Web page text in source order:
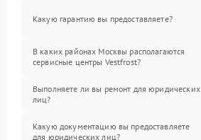
Какую гарантию вы предоставляете?
В каких районах Москвы располагаются
сервисные центры Vestfrost?
Выполняете ли вы ремонт для юридических
лиц?
Какую документацию вы предоставляете
для юридических лиц?